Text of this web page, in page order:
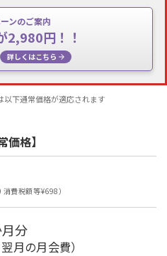
ンのご案内
2,980円！！
詳しくはこちら
下通常価格が適応されます
価格】
消費税額等¥698）
分
翌月の月会費）